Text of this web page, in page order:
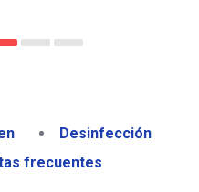
Desinfección
frecuentes